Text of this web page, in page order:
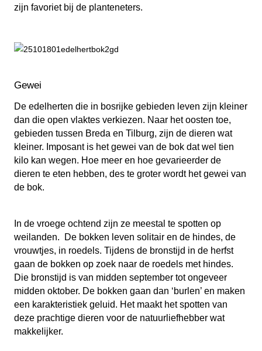
zijn favoriet bij de planteneters.
Gewei
De edelherten die in bosrijke gebieden leven zijn kleiner
dan die open vlaktes verkiezen. Naar het oosten toe,
gebieden tussen Breda en Tilburg, zijn de dieren wat
kleiner. Imposant is het gewei van de bok dat wel tien
kilo kan wegen. Hoe meer en hoe gevarieerder de
dieren te eten hebben, des te groter wordt het gewei van
de bok.
In de vroege ochtend zijn ze meestal te spotten op
weilanden. De bokken leven solitair en de hindes, de
vrouwtjes, in roedels. Tijdens de bronstijd in de herfst
gaan de bokken op zoek naar de roedels met hindes.
Die bronstijd is van midden september tot ongeveer
midden oktober. De bokken gaan dan ‘burlen’ en maken
een karakteristiek geluid. Het maakt het spotten van
deze prachtige dieren voor de natuurliefhebber wat
makkelijker.